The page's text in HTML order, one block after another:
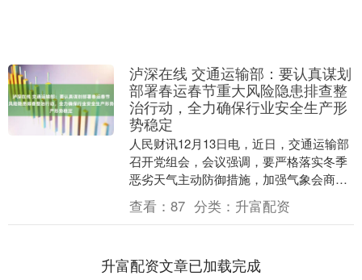
泸深在线 交通运输部：要认真谋划
部署春运春节重大风险隐患排查整
治行动，全力确保行业安全生产形
势稳定
人民财讯12月13日电，近日，交通运输部
召开党组会，会议强调，要严格落实冬季
恶劣天气主动防御措施，加强气象会商研
判，督促地方及时预警响应，对重点点位
提前采取管控....
查看： 87 分类： 升富配资
升富配资文章已加载完成